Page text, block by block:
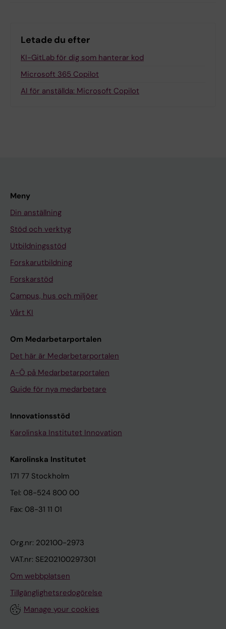
Letade du efter
KI-GitLab för dig som hanterar kod
Microsoft 365 Copilot
AI för anställda: Microsoft Copilot
Meny
Din anställning
Stöd och verktyg
Utbildningsstöd
Forskarutbildning
Forskarstöd
Campus, hus och miljöer
Vårt KI
Om Medarbetarportalen
Det här är Medarbetarportalen
A-Ö på Medarbetarportalen
Guide för nya medarbetare
Innovationsstöd
Karolinska Institutet Innovation
Karolinska Institutet
171 77 Stockholm
Tel: 08-524 800 00
Fax: 08-31 11 01
Org.nr: 202100-2973
VAT.nr: SE202100297301
Om webbplatsen
Tillgänglighetsredogörelse
Manage your cookies